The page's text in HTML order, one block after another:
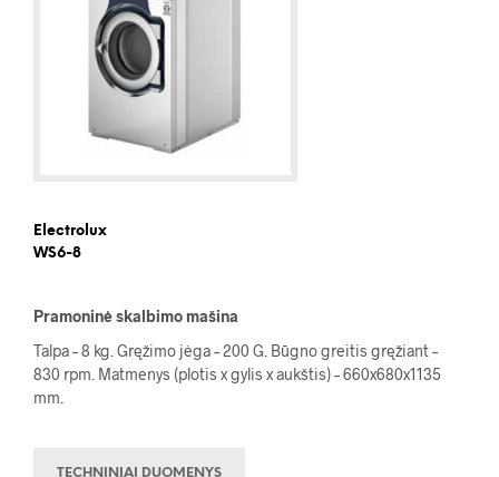
Electrolux
WS6-8
Pramoninė skalbimo mašina
Talpa – 8 kg. Gręžimo jėga – 200 G. Būgno greitis gręžiant –
830 rpm. Matmenys (plotis x gylis x aukštis) – 660x680x1135
mm.
TECHNINIAI DUOMENYS